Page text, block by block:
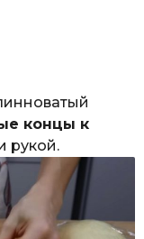
концы к
рукой.